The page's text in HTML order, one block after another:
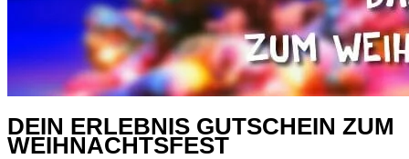
DEIN ERLEBNIS GUTSCHEIN ZUM
WEIHNACHTSFEST